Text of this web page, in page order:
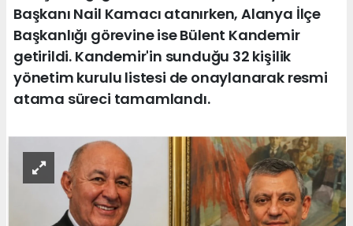
Başkanı Nail Kamacı atanırken, Alanya İlçe
Başkanlığı görevine ise Bülent Kandemir
getirildi. Kandemir'in sunduğu 32 kişilik
yönetim kurulu listesi de onaylanarak resmi
atama süreci tamamlandı.